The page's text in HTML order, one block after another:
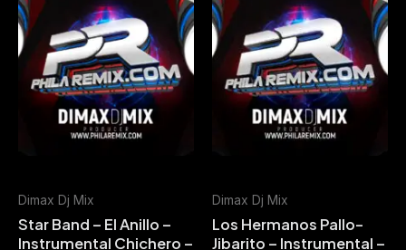
Dimax Dj Mix
Star Band – El Anillo –
Instrumental Chichero –
Dimax Dj Mix
Los Hermanos Pallo-
Jibarito – Instrumental –